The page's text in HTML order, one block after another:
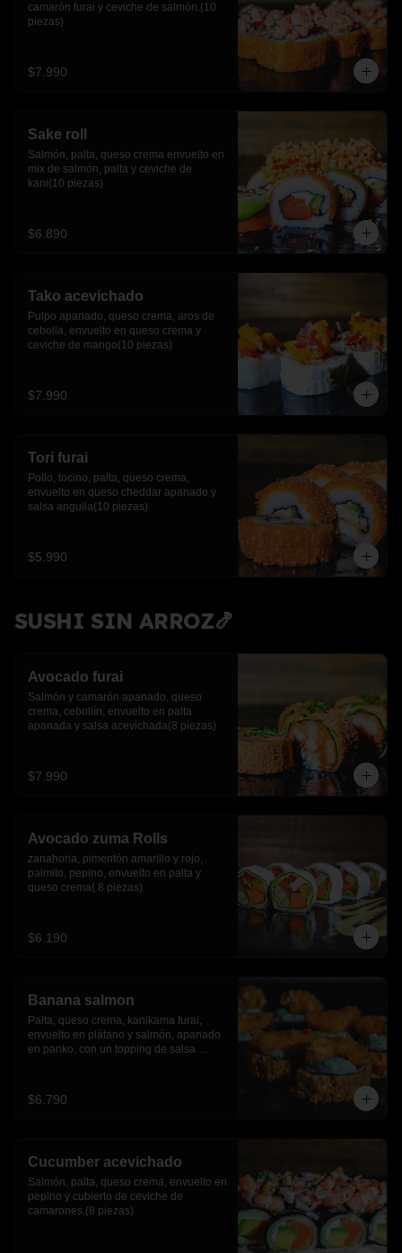
camarón furai y ceviche de salmón.(10
piezas)
$7.990
Sake roll
Salmón, palta, queso crema envuelto en
mix de salmón, palta y ceviche de
kani(10 piezas)
$6.890
Tako acevichado
Pulpo apanado, queso crema, aros de
cebolla, envuelto en queso crema y
ceviche de mango(10 piezas)
$7.990
Tori furai
Pollo, tocino, palta, queso crema,
envuelto en queso cheddar apanado y
salsa anguila(10 piezas)
$5.990
SUSHI SIN ARROZ🍤
Avocado furai
Salmón y camarón apanado, queso
crema, cebollín, envuelto en palta
apanada y salsa acevichada(8 piezas)
$7.990
Avocado zuma Rolls
zanahoria, pimentón amarillo y rojo,
palmito, pepino, envuelto en palta y
queso crema( 8 piezas)
$6.190
Banana salmon
Palta, queso crema, kanikama furai,
envuelto en plátano y salmón, apanado
en panko, con un topping de salsa
$6.790
Cucumber acevichado
Salmón, palta, queso crema, envuelto en
pepino y cubierto de ceviche de
camarones.(8 piezas)